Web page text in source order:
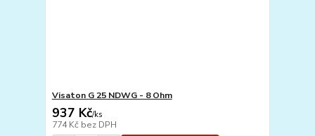
Visaton G 25 NDWG - 8 Ohm
937 Kč/ks
774 Kč bez DPH